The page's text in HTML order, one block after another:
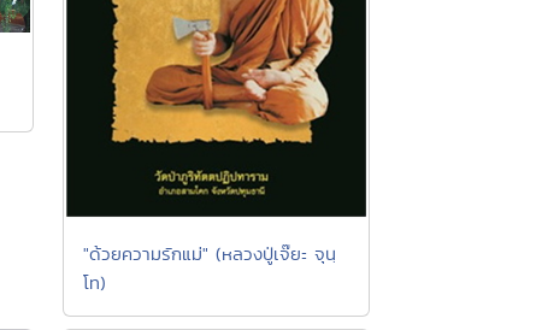
"ด้วยความรักแม่" (หลวงปู่เจ๊ยะ จุนฺ
โท)